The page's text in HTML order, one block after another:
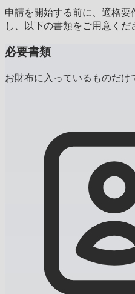
申請を開始する前に、適格
し、以下の書類をご用意くだ
必要書類
お財布に入っているものだけ